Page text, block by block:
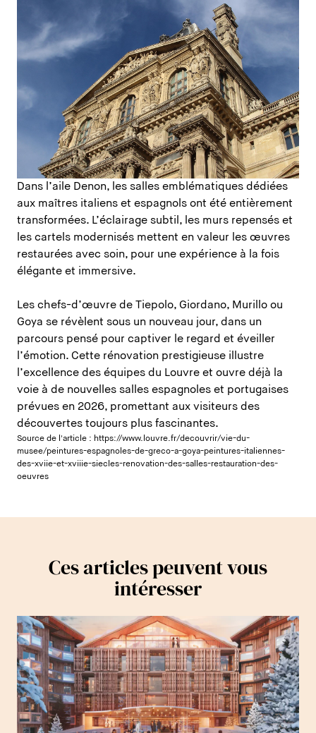
Dans l’aile Denon, les salles emblématiques dédiées
aux maîtres italiens et espagnols ont été entièrement
transformées. L’éclairage subtil, les murs repensés et
les cartels modernisés mettent en valeur les œuvres
restaurées avec soin, pour une expérience à la fois
élégante et immersive.
Les chefs-d’œuvre de Tiepolo, Giordano, Murillo ou
Goya se révèlent sous un nouveau jour, dans un
parcours pensé pour captiver le regard et éveiller
l’émotion. Cette rénovation prestigieuse illustre
l’excellence des équipes du Louvre et ouvre déjà la
voie à de nouvelles salles espagnoles et portugaises
prévues en 2026, promettant aux visiteurs des
découvertes toujours plus fascinantes.
Source de l'article : https://www.louvre.fr/decouvrir/vie-du-
musee/peintures-espagnoles-de-greco-a-goya-peintures-italiennes-
des-xviie-et-xviiie-siecles-renovation-des-salles-restauration-des-
oeuvres
Ces articles peuvent vous
intéresser